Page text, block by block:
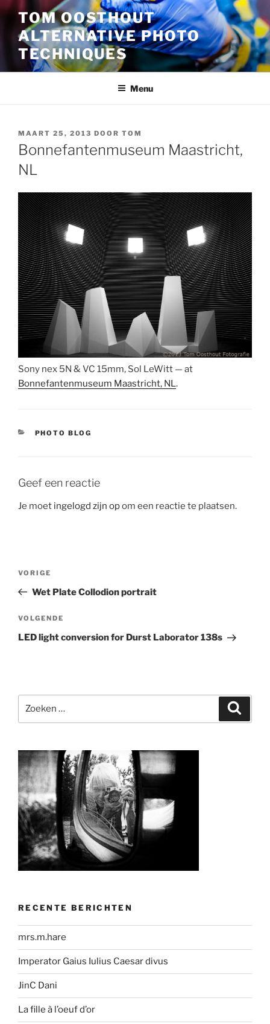
Ga
inhoud
TOM OOSTHOUT
ALTERNATIVE PHOTO
TECHNIQUES
Menu
GEPLAATST
OP
MAART 25, 2013 DOOR TOM
Bonnefantenmuseum Maastricht,
NL
Sony nex 5N & VC 15mm, Sol LeWitt — at
Bonnefantenmuseum Maastricht, NL.
CATEGORIEËN
PHOTO BLOG
Geef een reactie
Je moet ingelogd zijn opom een reactie te plaatsen.
Vorig
bericht
VORIGE
Wet Plate Collodion portrait
Volgend
bericht
VOLGENDE
LED light conversion for Durst Laborator 138s
naar:
RECENTE BERICHTEN
mrs.m.hare
Imperator Gaius Iulius Caesar divus
JinC Dani
La fille à l’oeuf d’or